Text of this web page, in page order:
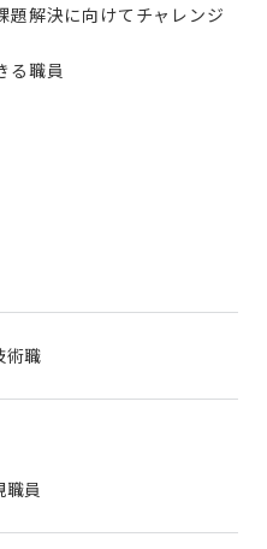
題解決に向けてチャレンジ
る職員
術職
員